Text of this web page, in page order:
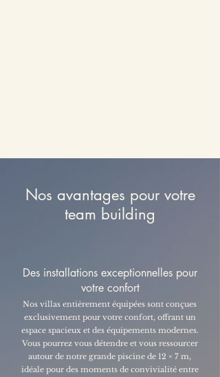
Nos avantages pour votre
team building
Des installations exceptionnelles pour
votre confort
Nos villas entièrement équipées sont conçues
exclusivement pour votre confort, offrant un
espace spacieux et des équipements modernes.
Vous pourrez vous détendre et vous ressourcer
autour de notre grande piscine de 12 × 7 m,
idéale pour des moments de convivialité entre